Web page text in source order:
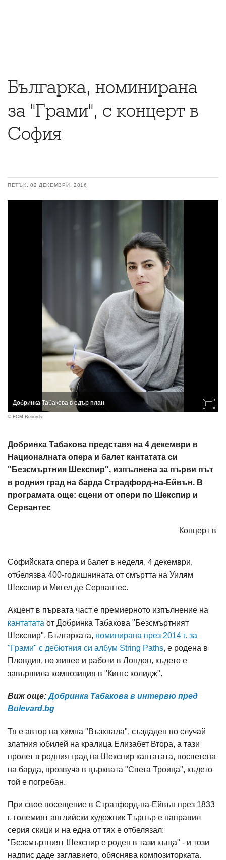
Българка, номинирана
за "Грами", с концерт в
София
ПЕТЪК, 02 ДЕКЕМВРИ, 2016
Добринка Табакова в едър план
© ECM Records
Добринка Табакова представя на 4 декември в
Националната опера и балет кантатата си
"Безсмъртния Шекспир", изпълнена за първи път
в родния град на барда Страдфорд-на-Ейвън. В
програмата още: сцени от опери по Шекспир и
Сервантес
Концерт в
Софийската опера и балет в неделя, 4 декември,
отбелязва 400-годишнината от смъртта на Уилям
Шекспир и Мигел де Сервантес.
Акцент в първата част е премиерното изпълнение на
кантатата от Добринка Табакова "Безсмъртният
Шекспир". Българката, номинирана през 2014 г. за
"Грами" с дебютния си албум String Paths, е родена в
Пловдив, но живее и работи в Лондон, където е
завършила композиция в "Кингс колидж".
Виж още:Добринка Табакова в интервю пред
Bulevard.bg
Тя е автор на химна "Възхвала", създаден по случай
златния юбилей на кралица Елизабет Втора, а тази
пролет в родния град на Шекспир кантатата, посветена
на барда, прозвуча в църквата "Света Троица", където
той е погребан.
При свое посещение в Стратфорд-на-Ейвън през 1833
г. големият английски художник Търнър е направил
серия скици и на една от тях е отбелязал:
"Безсмъртният Шекспир е роден в тази къща" - и този
надпис даде заглавието, обяснява композиторката.